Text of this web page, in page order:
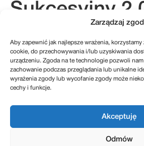
Zarządzaj
Aby zapewnić jak najlepsze wrażenia,
cookie, do przechowywania i/lub uzyskiwania
urządzeniu. Zgoda na te technologie pozwoli
zachowanie podczas przeglądania lub unikalne
wyrażenia zgody lub wycofanie zgody może
cechy i funkcje.
Akceptuję
Odmów
Sukcesyjny
kontakt@sukcesje.pl
REGULAMIN SKLEPU
POLITYKA PRYWATNOŚCI
ZWROTY I REKLAMACJE
POLITYKA PLIKÓW COOKIES (EU)